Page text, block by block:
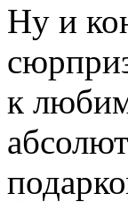
Ну и
к